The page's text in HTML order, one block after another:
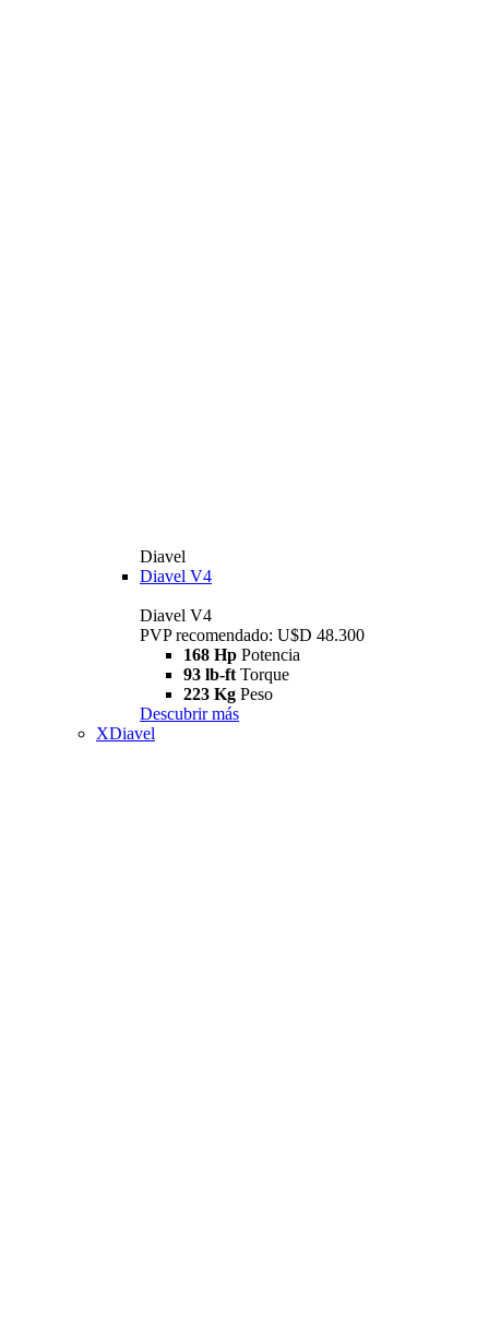
Diavel
Diavel V4
Diavel V4
PVP recomendado: U$D 48.300
168 Hp Potencia
93 lb-ft Torque
223 Kg Peso
Descubrir más
XDiavel